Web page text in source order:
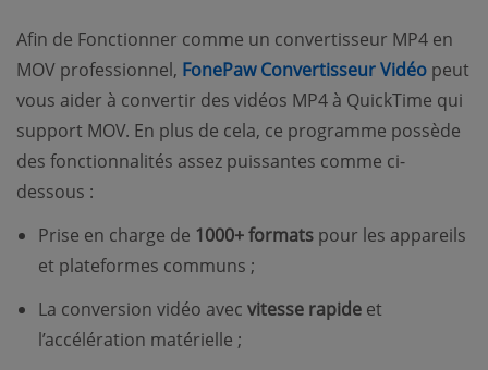
Afin de Fonctionner comme un convertisseur MP4 en
MOV professionnel, FonePaw Convertisseur Vidéo peut
vous aider à convertir des vidéos MP4 à QuickTime qui
support MOV. En plus de cela, ce programme possède
des fonctionnalités assez puissantes comme ci-
dessous :
Prise en charge de 1000+ formats pour les appareils
et plateformes communs ;
La conversion vidéo avec vitesse rapide et
l’accélération matérielle ;